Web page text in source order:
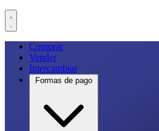
Comprar
Vender
Intercambiar
Formas de pago